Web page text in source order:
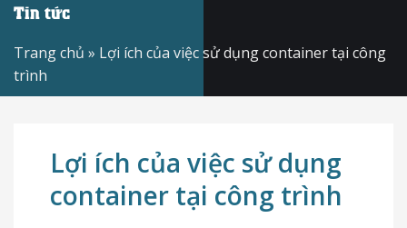
Tin tức
Trang chủ » Lợi ích của việc sử dụng container tại công
trình
Lợi ích của việc sử dụng
container tại công trình